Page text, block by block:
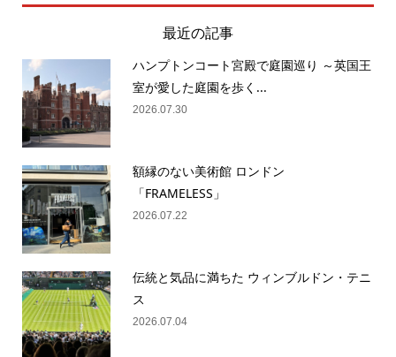
最近の記事
ハンプトンコート宮殿で庭園巡り ～英国王
室が愛した庭園を歩く...
2026.07.30
額縁のない美術館 ロンドン
「FRAMELESS」
2026.07.22
伝統と気品に満ちた ウィンブルドン・テニ
ス
2026.07.04